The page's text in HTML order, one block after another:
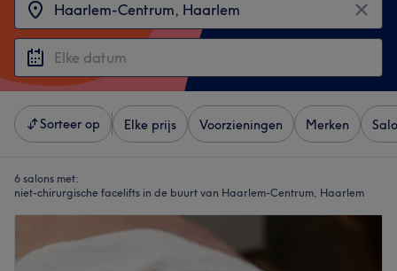
Sorteer op Elke prijs Voorzieningen Merken
6 salons met:
niet-chirurgische facelifts in de buurt van Haarlem-Centrum, Haarlem